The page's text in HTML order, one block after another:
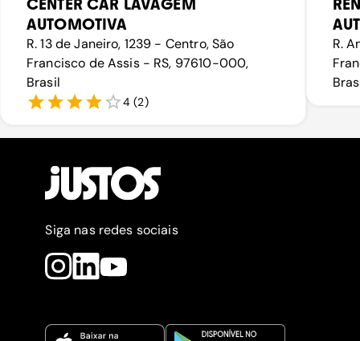
CENTER CAR LAVAGEM
AUTOMOTIVA
R. 13 de Janeiro, 1239 - Centro, São
Francisco de Assis - RS, 97610-000,
Brasil
4 (2)
R.
Siga nas redes sociais